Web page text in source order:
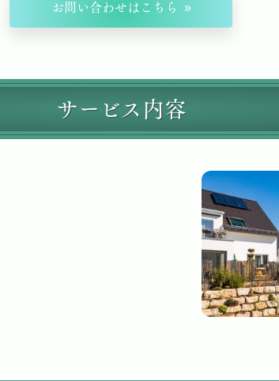
お問い合わせはこちら
サービス内容